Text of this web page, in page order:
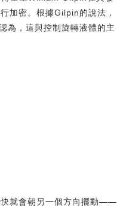
加密。根據Gilpin的說法，
為，這與控制旋轉液體的主
快就會朝另一個方向擺動——